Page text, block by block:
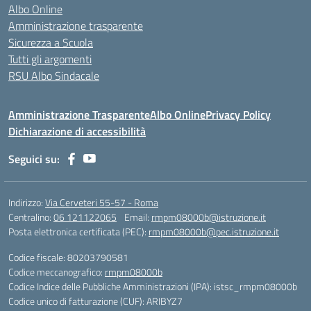
Albo Online
Amministrazione trasparente
Sicurezza a Scuola
Tutti gli argomenti
RSU Albo Sindacale
Amministrazione TrasparenteAlbo OnlinePrivacy Policy
Dichiarazione di accessibilità
Seguici su:
Indirizzo:Via Cerveteri 55-57 - Roma
Centralino:06 121122065 Email: rmpm08000b@istruzione.it
Posta elettronica certificata (PEC): rmpm08000b@pec.istruzione.it
Codice fiscale: 80203790581
Codice meccanografico: rmpm08000b
Codice Indice delle Pubbliche Amministrazioni (IPA): istsc_rmpm08000b
Codice unico di fatturazione (CUF): ARIBYZ7